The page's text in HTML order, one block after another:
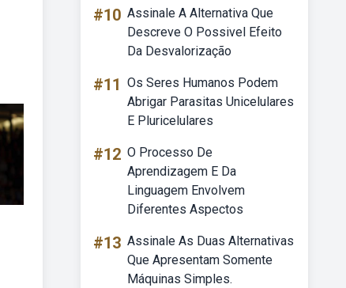
#10 Assinale A Alternativa Que
Descreve O Possivel Efeito
Da Desvalorização
#11 Os Seres Humanos Podem
Abrigar Parasitas Unicelulares
E Pluricelulares
#12 O Processo De
Aprendizagem E Da
Linguagem Envolvem
Diferentes Aspectos
#13 Assinale As Duas Alternativas
Que Apresentam Somente
Máquinas Simples.